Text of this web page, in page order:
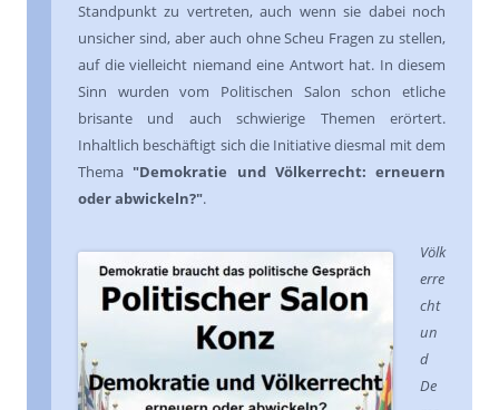
Standpunkt zu vertreten, auch wenn sie dabei noch
unsicher sind, aber auch ohne Scheu Fragen zu stellen,
auf die vielleicht niemand eine Antwort hat. In diesem
Sinn wurden vom Politischen Salon schon etliche
brisante und auch schwierige Themen erörtert.
Inhaltlich beschäftigt sich die Initiative diesmal mit dem
Thema "Demokratie und Völkerrecht: erneuern
oder abwickeln?".
Völk
erre
cht
un
d
De